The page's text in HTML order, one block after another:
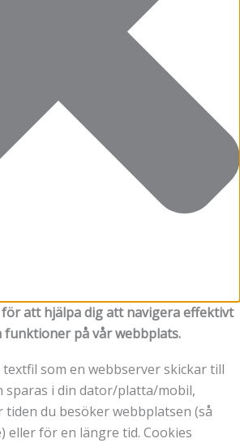
för att hjälpa dig att navigera effektivt
funktioner på vår webbplats.
som en webbserver skickar till
sparas i din dator/platta/mobil,
du besöker webbplatsen (så
eller för en längre tid. Cookies